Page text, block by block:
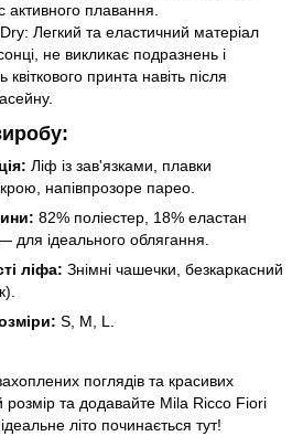
активного плавання.
Легкий та еластичний матеріал
не викликає подразнень і
квіткового принта навіть після
Ліф із зав'язками, плавки
напівпрозоре парео.
82% поліестер, 18% еластан
для ідеального облягання.
ліфа: Знімні чашечки, безкаркасний
S, M, L.
поглядів та красивих
розмір та додавайте Mila Ricco Fiori
літо починається тут!